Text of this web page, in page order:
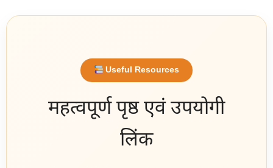
Useful Resources
महत्वपूर्ण पृष्ठ एवं उपयोगी
लिंक